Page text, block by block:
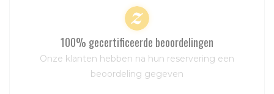
100% gecertificeerde beoordelingen
Onze klanten hebben na hun reservering een
beoordeling gegeven